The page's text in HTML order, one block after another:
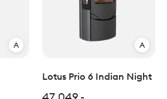
A A
Lotus Prio 6 Indian Night